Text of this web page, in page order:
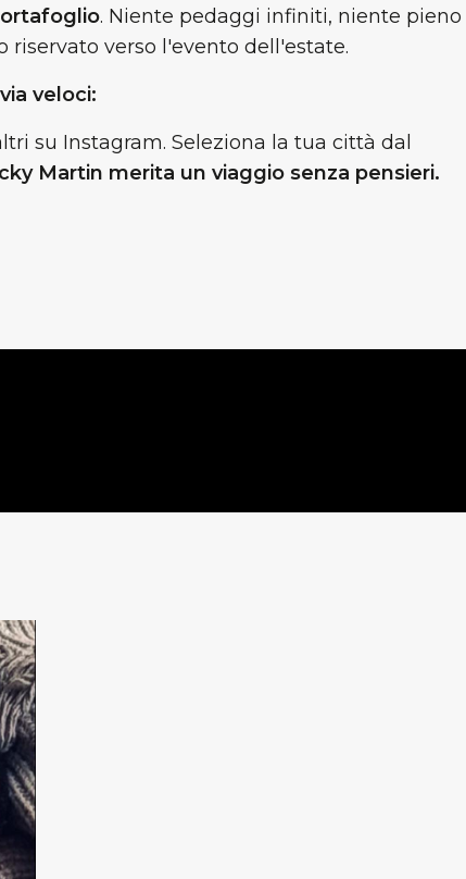
. Niente pedaggi infiniti, niente pieno
riservato verso l'evento dell'estate.
veloci:
su Instagram. Seleziona la tua città dal
Martin merita un viaggio senza pensieri.